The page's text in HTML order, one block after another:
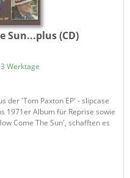
Sun...plus (CD)
Werktage
der 'Tom Paxton EP' - slipcase
1971er Album für Reprise sowie
Come The Sun', schafften es